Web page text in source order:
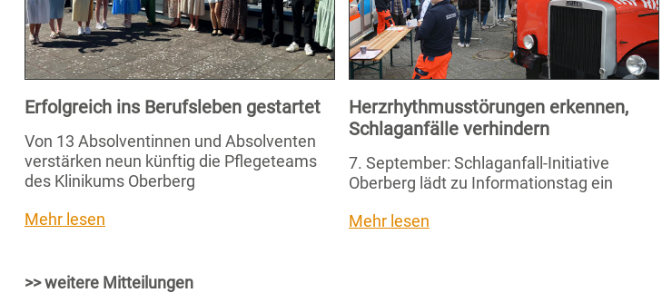
Erfolgreich ins Berufsleben gestartet
Von 13 Absolventinnen und Absolventen
verstärken neun künftig die Pflegeteams
des Klinikums Oberberg
Mehr lesen
Herzrhythmusstörungen erkennen,
Schlaganfälle verhindern
7. September: Schlaganfall-Initiative
Oberberg lädt zu Informationstag ein
Mehr lesen
>> weitere Mitteilungen